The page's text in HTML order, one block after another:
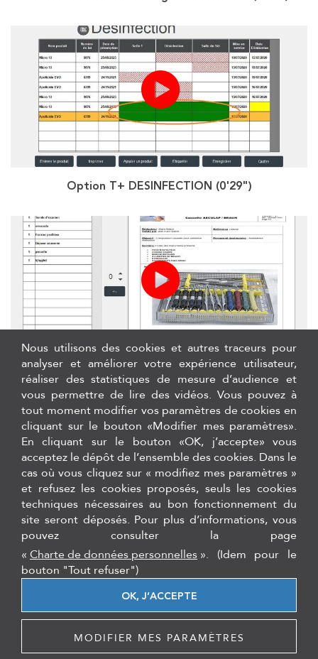
Option T+ DESINFECTION (0'29")
Option T+ CASSETTES (0'48")
Logiciels de traçabilité de stérilisation, logiciel de gestion de stock
et formations Hygiène Asepsie
12 rue du 35ème régiment d'aviation - 69500, Bron
Tél. :+33 (0)4 27 11 85 26
secretariat@cqo-dentaire.fr
FORMATIONS
TEAMVIEWER
Nous utilisons des cookies et autres traceurs pour
analyser et améliorer votre expérience utilisateur,
réaliser des statistiques de mesure d’audience et
vous permettre de lire des vidéos. Vous pouvez à
tout moment modifier vos paramètres de cookies en
cliquant sur le bouton «Modifier mes paramètres».
En cliquant sur le bouton «OK, j’accepte» vous
acceptez le dépôt de l’ensemble des cookies. Dans le
cas où vous cliquez sur « modifiez mes paramètres »
et refusez les cookies proposés, seuls les cookies
techniques nécessaires au bon fonctionnement du
site seront déposés. Pour plus d’informations, vous
pouvez consulter la page
« Charte de données personnelles ». (Idem pour le
bouton "Tout refuser")
OK, J’ACCEPTE
MODIFIER MES PARAMÈTRES